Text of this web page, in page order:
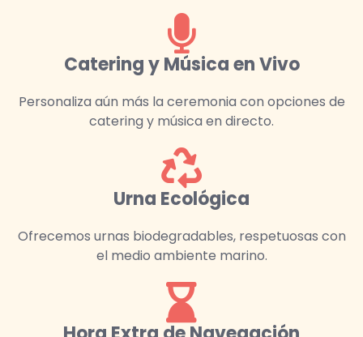
Catering y Música en Vivo
Personaliza aún más la ceremonia con opciones de
catering y música en directo.
Urna Ecológica
Ofrecemos urnas biodegradables, respetuosas con
el medio ambiente marino.